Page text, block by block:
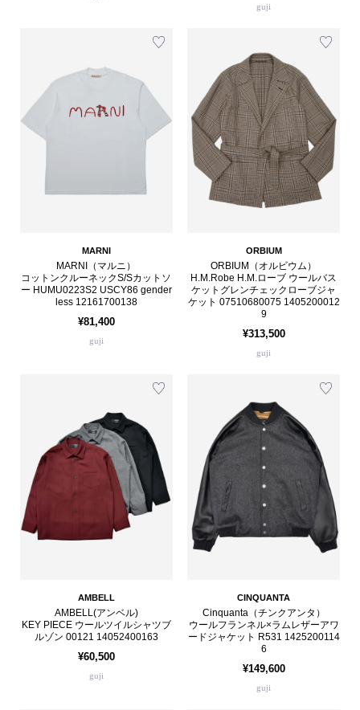
guji
MARNI
MARNI（マルニ）
コットンクルーネックS/Sカットソ
ー HUMU0223S2 USCY86 gender
less 12161700138
¥81,400
guji
ORBIUM
ORBIUM（オルビウム）
H.M.Robe H.M.ローブ ウールバス
ケットグレンチェックローブジャ
ケット 07510680075 1405200012
9
¥313,500
guji
AMBELL
AMBELL(アンベル)
KEY PIECE ウールツイルシャツブ
ルゾン 00121 14052400163
¥60,500
guji
CINQUANTA
Cinquanta（チンクアンタ）
ウールフランネル×ラムレザーアワ
ードジャケット R531 1425200114
6
¥149,600
guji